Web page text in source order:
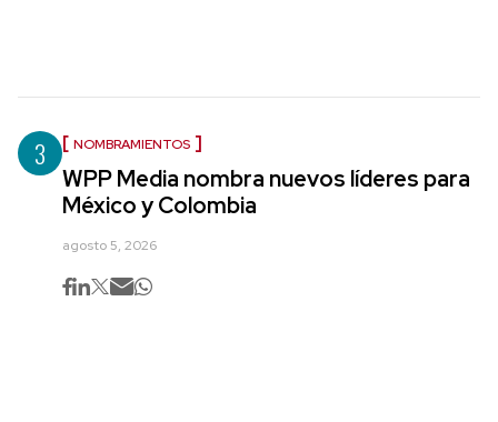
3 NOMBRAMIENTOS
WPP Media nombra nuevos líderes para
México y Colombia
agosto 5, 2026